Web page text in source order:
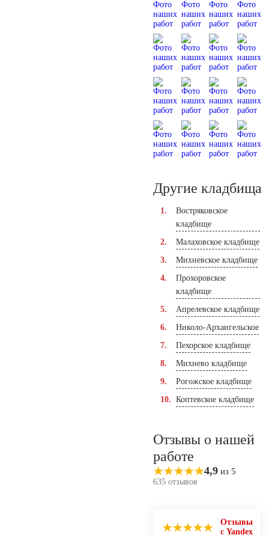
Другие кладбища
Востряковское
кладбище
Малаховское кладбище
Михневское кладбище
Прохоровское
кладбище
Апрелевское кладбище
Николо-Архангельское
Пехорское кладбище
Михнево кладбище
Рогожское кладбище
Коптевское кладбище
Отзывы о нашей
работе
4,9 из 5
635 отзывов
Отзывы
с Yandex